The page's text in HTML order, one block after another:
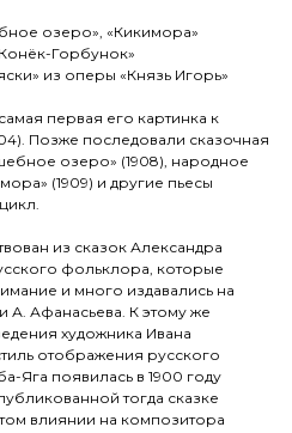
озеро», «Кикимора»
Горбунок»
из оперы «Князь Игорь»
первая его картинка к
Позже последовали сказочная
озеро» (1908), народное
(1909) и другие пьесы
из сказок Александра
фольклора, которые
и много издавались на
А. Афанасьева. К этому же
художника Ивана
отображения русского
Яга появилась в 1900 году
тогда сказке
влиянии на композитора